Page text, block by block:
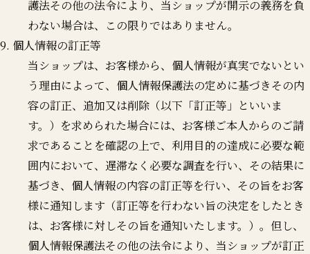
護法その他の法令により、当ショップが開示の義務を負
わない場合は、この限りではありません。
9. 個人情報の訂正等
当ショップは、お客様から、個人情報が真実でないとい
う理由によって、個人情報保護法の定めに基づきその内
容の訂正、追加又は削除（以下「訂正等」といいま
す。）を求められた場合には、お客様ご本人からのご請
求であることを確認の上で、利用目的の達成に必要な範
囲内において、遅滞なく必要な調査を行い、その結果に
基づき、個人情報の内容の訂正等を行い、その旨をお客
様に通知します（訂正等を行わない旨の決定をしたとき
は、お客様に対しその旨を通知いたします。）。但し、
個人情報保護法その他の法令により、当ショップが訂正